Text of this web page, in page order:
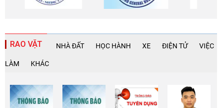
RAO VẶT NHÀ ĐẤT HỌC HÀNH XE ĐIỆN TỬ VIỆC
LÀM KHÁC